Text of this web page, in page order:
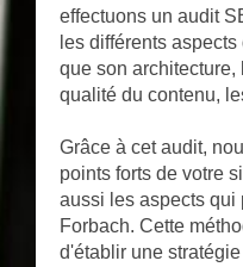
effectuons un audit
les différents
que son
qualité du contenu,
Grâce à cet audit,
points forts de votre
aussi les aspects qui
Forbach. Cette
d'établir une